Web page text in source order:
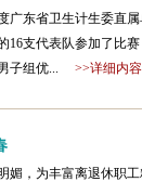
广东省卫生计生委直
16支代表队参加了比
子组优... >>详细内容
媚，为丰富离退休职